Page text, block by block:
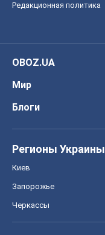
Редакционная политика
OBOZ.UA
Мир
Блоги
Регионы Украины
Киев
Запорожье
Черкассы